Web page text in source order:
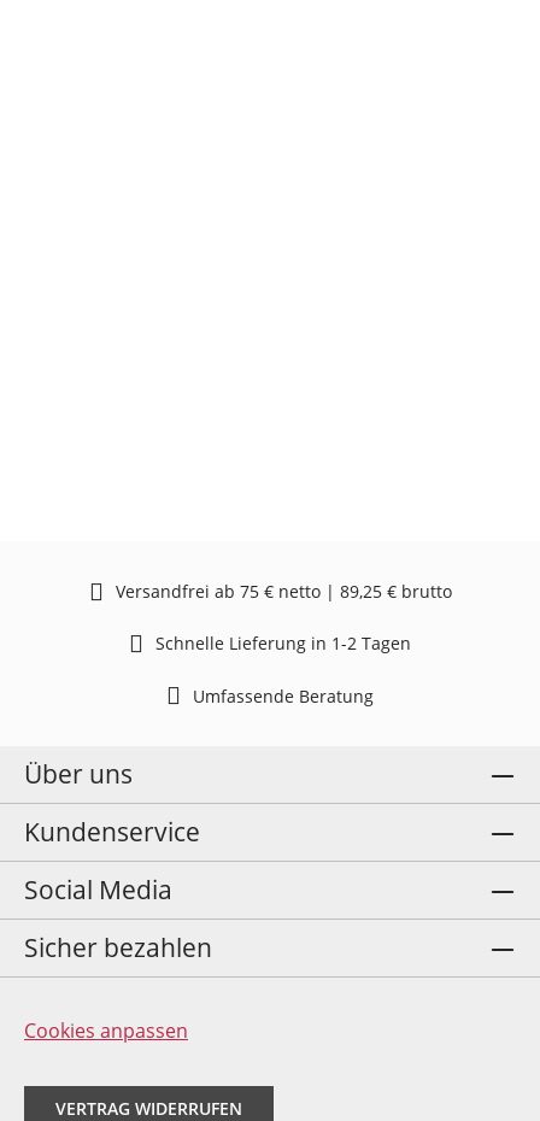
Versandfrei ab 75 € netto | 89,25 € brutto
Schnelle Lieferung in 1-2 Tagen
Umfassende Beratung
Über uns
Kundenservice
Social Media
Sicher bezahlen
Cookies anpassen
VERTRAG WIDERRUFEN